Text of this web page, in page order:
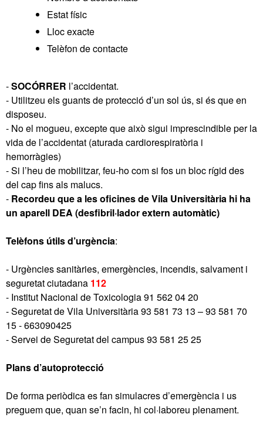
Estat físic
Lloc exacte
Telèfon de contacte
-SOCÓRRER l’accidentat.
- Utilitzeu els guants de protecció d’un sol ús, si és que en
disposeu.
- No el mogueu, excepte que això sigui imprescindible per la
vida de l’accidentat (aturada cardiorespiratòria i
hemorràgies)
- Si l’heu de mobilitzar, feu-ho com si fos un bloc rígid des
del cap fins als malucs.
- Recordeu que a les oficines de Vila Universitària hi ha
un aparell DEA (desfibril·lador extern automàtic)
Telèfons útils d’urgència:
- Urgències sanitàries, emergències, incendis, salvament i
seguretat ciutadana 112
- Institut Nacional de Toxicologia 91 562 04 20
- Seguretat de Vila Universitària 93 581 73 13 – 93 581 70
15 - 663090425
- Servei de Seguretat del campus 93 581 25 25
Plans d’autoprotecció
De forma periòdica es fan simulacres d’emergència i us
preguem que, quan se’n facin, hi col·laboreu plenament.